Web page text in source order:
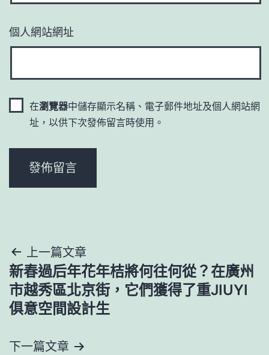
個人網站網址
在瀏覽器中儲存顯示名稱、電子郵件地址及個人網站網
址，以供下次發佈留言時使用。
文
章
導
覽
上一篇文章
新春過后年花年桔將何往何從？在廣州
市越秀區北京街，它們獲得了重JIUYI
俱意空間設計生
下一篇文章